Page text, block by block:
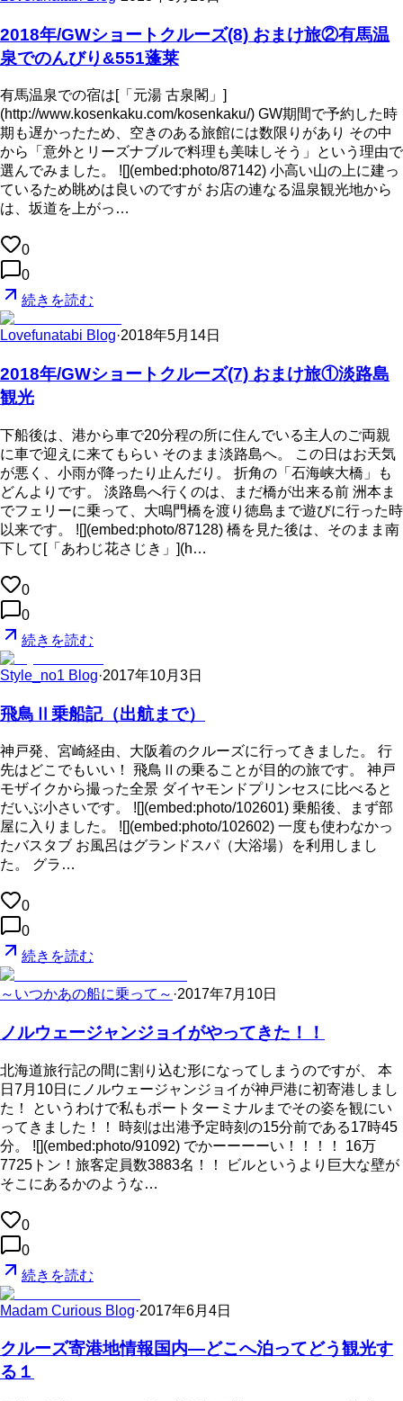
2018年/GWショートクルーズ(8) おまけ旅②有馬温
泉でのんびり&551蓬莱
有馬温泉での宿は[「元湯 古泉閣」]
(http://www.kosenkaku.com/kosenkaku/) GW期間で予約した時
期も遅かったため、空きのある旅館には数限りがあり その中
から「意外とリーズナブルで料理も美味しそう」という理由で
選んでみました。 ![](embed:photo/87142) 小高い山の上に建っ
ているため眺めは良いのですが お店の連なる温泉観光地から
は、坂道を上がっ…
0
0
続きを読む
Lovefunatabi Blog·2018年5月14日
2018年/GWショートクルーズ(7) おまけ旅①淡路島
観光
下船後は、港から車で20分程の所に住んでいる主人のご両親
に車で迎えに来てもらい そのまま淡路島へ。 この日はお天気
が悪く、小雨が降ったり止んだり。 折角の「石海峡大橋」も
どんよりです。 淡路島へ行くのは、まだ橋が出来る前 洲本ま
でフェリーに乗って、大鳴門橋を渡り徳島まで遊びに行った時
以来です。 ![](embed:photo/87128) 橋を見た後は、そのまま南
下して[「あわじ花さじき」](h…
0
0
続きを読む
Style_no1 Blog·2017年10月3日
飛鳥Ⅱ乗船記（出航まで）
神戸発、宮崎経由、大阪着のクルーズに行ってきました。 行
先はどこでもいい！ 飛鳥Ⅱの乗ることが目的の旅です。 神戸
モザイクから撮った全景 ダイヤモンドプリンセスに比べると
だいぶ小さいです。 ![](embed:photo/102601) 乗船後、まず部
屋に入りました。 ![](embed:photo/102602) 一度も使わなかっ
たバスタブ お風呂はグランドスパ（大浴場）を利用しまし
た。 グラ…
0
0
続きを読む
～いつかあの船に乗って～ ·2017年7月10日
ノルウェージャンジョイがやってきた！！
北海道旅行記の間に割り込む形になってしまうのですが、 本
日7月10日にノルウェージャンジョイが神戸港に初寄港しまし
た！ というわけで私もポートターミナルまでその姿を観にい
ってきました！！ 時刻は出港予定時刻の15分前である17時45
分。 ![](embed:photo/91092) でかーーーーい！！！！ 16万
7725トン！旅客定員数3883名！！ ビルというより巨大な壁が
そこにあるかのような…
0
0
続きを読む
Madam Curious Blog·2017年6月4日
クルーズ寄港地情報国内—どこへ泊ってどう観光す
る１